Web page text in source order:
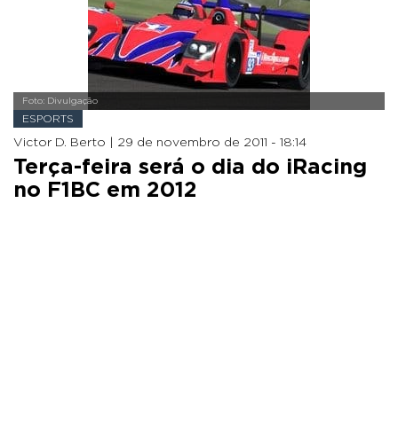
Foto: Divulgação
ESPORTS
Victor D. Berto | 29 de novembro de 2011 - 18:14
Terça-feira será o dia do iRacing
no F1BC em 2012